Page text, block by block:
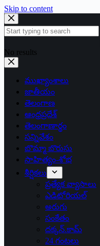
Skip to content
No results
ముఖ్యాంశాలు
జాతీయం
తెలంగాణ
ఆంధ్రప్రదేశ్
తెలంగాణార్థం
సన్నివేశం
బొమ్మా బొరుసు
సాహిత్యం-శోభ
శీర్షికలు
ప్రత్యేక వ్యాసాలు
ఎడిటోరియల్
అరుగు
సంకేతం
దక్కన్.కామ్
24 గంటలు